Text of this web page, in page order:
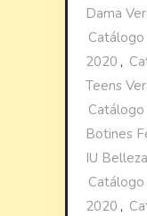
Dama
Catálogo
2020 ,
Teens
Botines
IU
2020 ,